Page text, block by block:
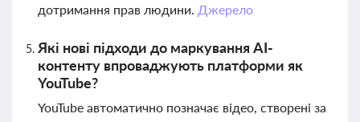
дотримання прав людини. Джерело
Які нові підходи до маркування AI-
контенту впроваджують платформи як
YouTube?
YouTube автоматично позначає відео, створені за